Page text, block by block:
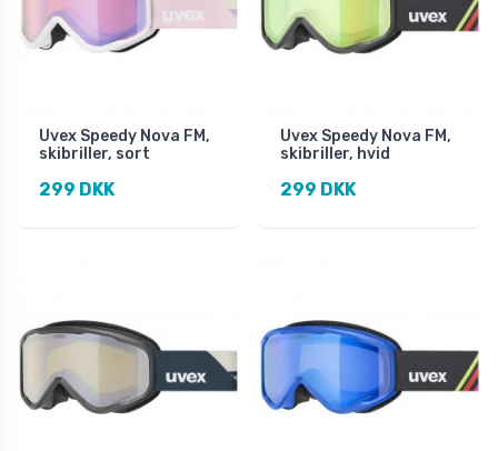
Uvex Speedy Nova FM,
skibriller, sort
299 DKK
Uvex Speedy Nova FM,
skibriller, hvid
299 DKK